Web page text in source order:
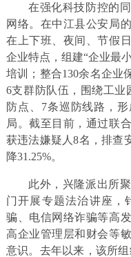
在强化科技防控的
网络。在中江县公安局
在上下班、夜间、节假
企业特点，组建“企业最
培训；整合130余名企业
6支群防队伍，围绕工业
防点、7条巡防线路，
局。截至目前，通过联
获违法嫌疑人8名，排查
降31.25%。
此外，兴隆派出所
门开展专题法治讲座，
骗、电信网络诈骗等高
高企业管理层和财会等
意识。去年以来，该所